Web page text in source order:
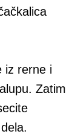
iz rerne i
Zatim